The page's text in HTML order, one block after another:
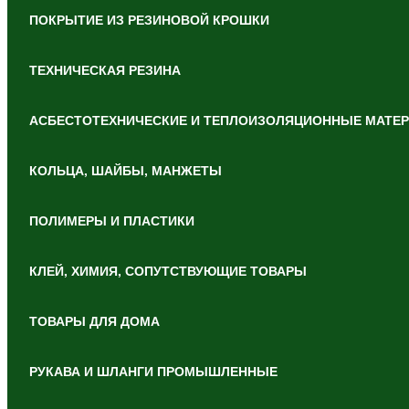
ПОКРЫТИЕ ИЗ РЕЗИНОВОЙ КРОШКИ
ТЕХНИЧЕСКАЯ РЕЗИНА
АСБЕСТОТЕХНИЧЕСКИЕ И ТЕПЛОИЗОЛЯЦИОННЫЕ
КОЛЬЦА, ШАЙБЫ, МАНЖЕТЫ
ПОЛИМЕРЫ И ПЛАСТИКИ
КЛЕЙ, ХИМИЯ, СОПУТСТВУЮЩИЕ ТОВАРЫ
ТОВАРЫ ДЛЯ ДОМА
РУКАВА И ШЛАНГИ ПРОМЫШЛЕННЫЕ